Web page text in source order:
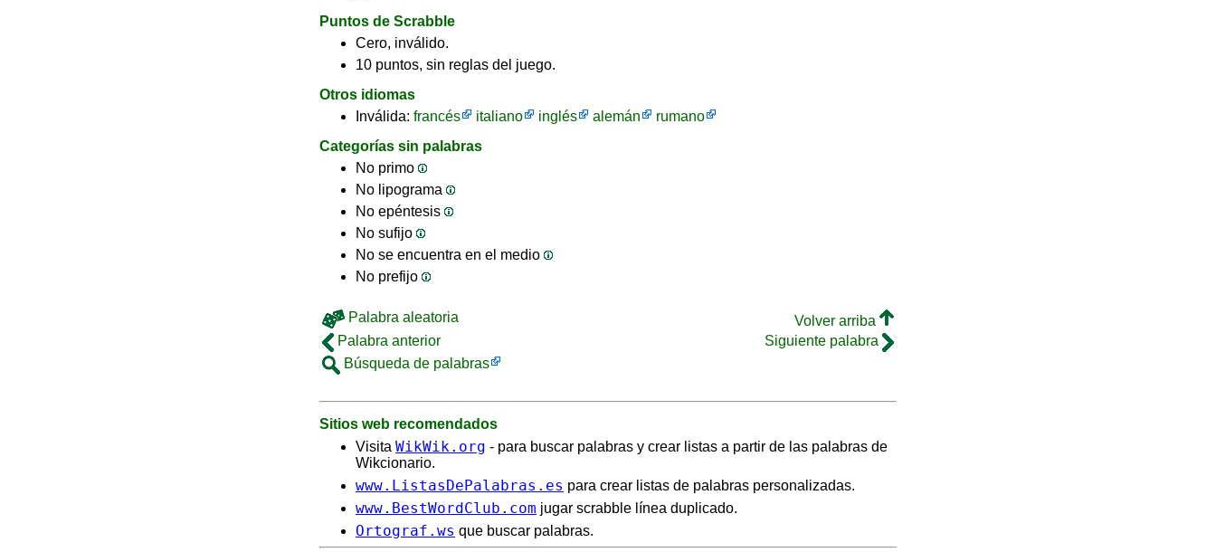
Puntos de Scrabble
Cero, inválido.
10 puntos, sin reglas del juego.
Otros idiomas
Inválida: francés italiano inglés alemán
rumano
Categorías sin palabras
No primo
No lipograma
No epéntesis
No sufijo
No se encuentra en el medio
No prefijo
Palabra aleatoria
Volver arriba
Palabra anterior
Siguiente palabra
Búsqueda de palabras
Sitios web recomendados
Visita WikWik.org - para buscar palabras y crear listas a partir de las palabras de
Wikcionario.
www.ListasDePalabras.es para crear listas de palabras personalizadas.
www.BestWordClub.com jugar scrabble línea duplicado.
Ortograf.ws que buscar palabras.